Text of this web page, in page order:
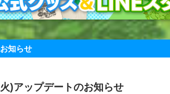
知らせ
)アップデートのお知らせ